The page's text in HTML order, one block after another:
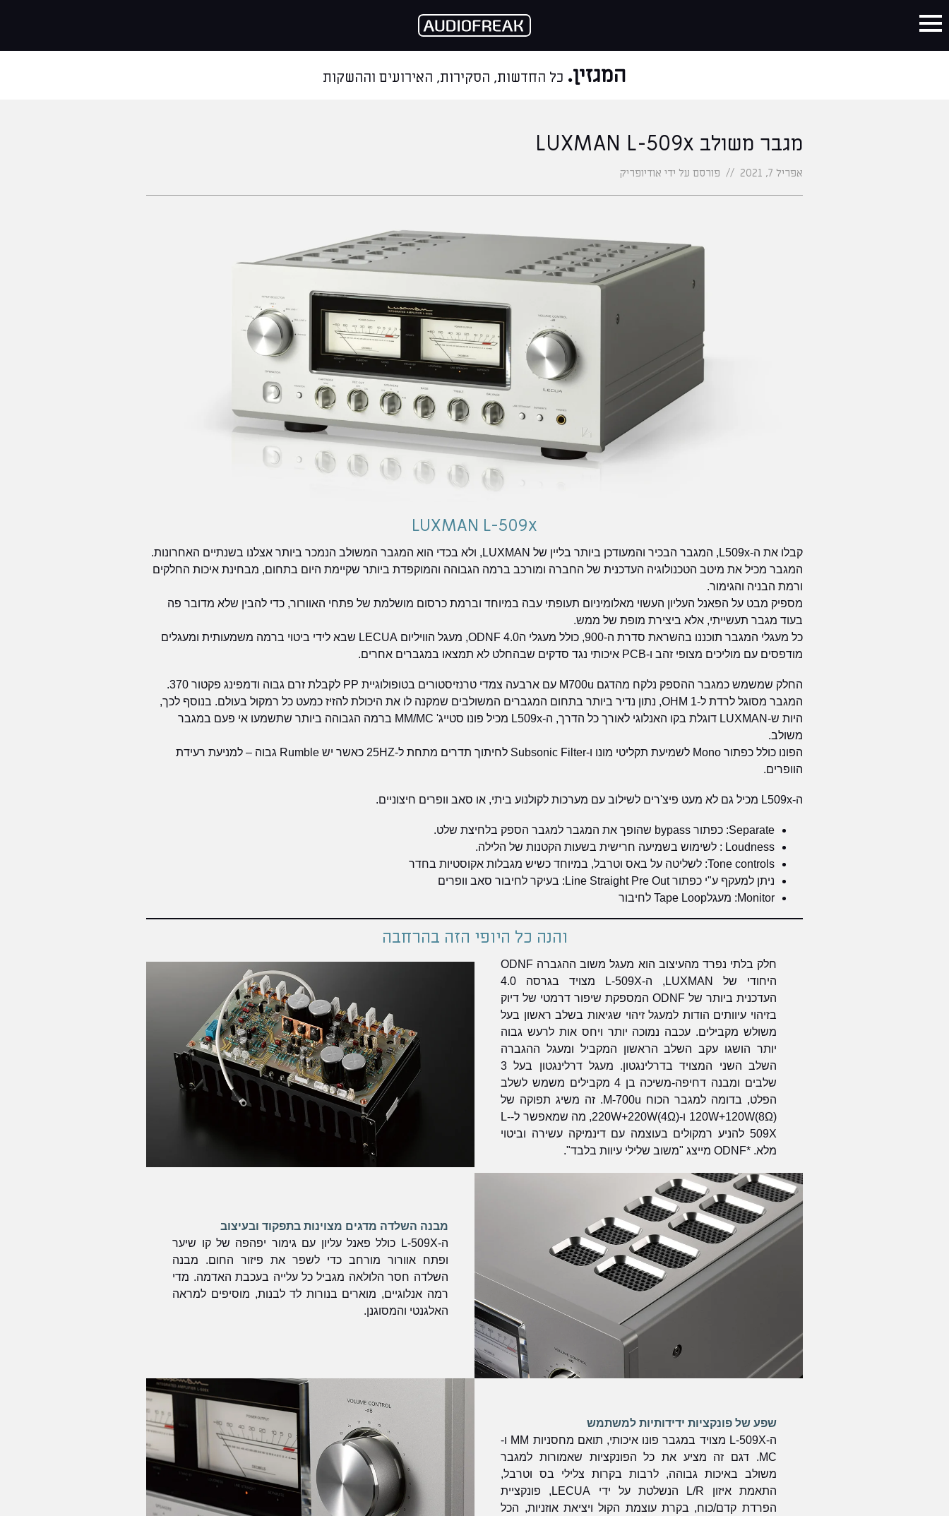
המגזין. כל החדשות, הסקירות, האירועים וההשקות
מגבר משולב LUXMAN L-509x
אפריל 7, 2021 // פורסם על ידי אודיופריק
LUXMAN L-509x
קבלו את ה-L509x, המגבר הבכיר והמעודכן ביותר בליין של LUXMAN, ולא בכדי הוא המגבר המשולב הנמכר ביותר אצלנו בשנתיים האחרונות.
המגבר מכיל את מיטב הטכנולוגיה העדכנית של החברה ומורכב ברמה הגבוהה והמוקפדת ביותר שקיימת היום בתחום, מבחינת איכות החלקים
ורמת הבניה והגימור.
מספיק מבט על הפאנל העליון העשוי מאלומיניום תעופתי עבה במיוחד וברמת כרסום מושלמת של פתחי האוורור, כדי להבין שלא מדובר פה
בעוד מגבר תעשייתי, אלא ביצירת מופת של ממש.
כל מעגלי המגבר תוכננו בהשראת סדרת ה-900, כולל מעגלי הODNF 4.0, מעגל הוויליום LECUA שבא לידי ביטוי ברמה משמעותית ומעגלים
מודפסים עם מוליכים מצופי זהב ו-PCB איכותי נגד סדקים שבהחלט לא תמצאו במגברים אחרים.
החלק שמשמש כמגבר ההספק נלקח מהדגם M700u עם ארבעה צמדי טרנזיסטורים בטופולוגיית PP לקבלת זרם גבוה ודמפינג פקטור 370.
המגבר מסוגל לרדת ל-OHM 1, נתון נדיר ביותר בתחום המגברים המשולבים שמקנה לו את היכולת להזיז כמעט כל רמקול בעולם. בנוסף לכך,
היות ש-LUXMAN דוגלת בקו האנלוגי לאורך כל הדרך, ה-L509x מכיל פונו סטייג' MM/MC ברמה הגבוהה ביותר שתשמעו אי פעם במגבר
משולב.
הפונו כולל כפתור Mono לשמיעת תקליטי מונו ו-Subsonic Filter לחיתוך תדרים מתחת ל-25HZ כאשר יש Rumble גבוה – למניעת רעידת
הוופרים.
ה-L509x מכיל גם לא מעט פיצ'רים לשילוב עם מערכות לקולנוע ביתי, או סאב וופרים חיצוניים.
Separate: כפתור bypass שהופך את המגבר למגבר הספק בלחיצת שלט.
Loudness : לשימוש בשמיעה חרישית בשעות הקטנות של הלילה.
Tone controls: לשליטה על באס וטרבל, במיוחד כשיש מגבלות אקוסטיות בחדר
ניתן למעקף ע"י כפתור Line Straight Pre Out: בעיקר לחיבור סאב וופרים
Monitor: מעגלTape Loop לחיבור
והנה כל היופי הזה בהרחבה
חלק בלתי נפרד מהעיצוב הוא מעגל משוב ההגברה ODNF
היחודי של LUXMAN, ה-L-509X מצויד בגרסה 4.0
העדכנית ביותר של ODNF המספקת שיפור דרמטי של דיוק
בזיהוי עיוותים הודות למעגל זיהוי שגיאות בשלב ראשון בעל
משולש מקבילים. עכבה נמוכה יותר ויחס אות לרעש גבוה
יותר הושגו עקב השלב הראשון המקביל ומעגל ההגברה
השלב השני המצויד בדרלינגטון. מעגל דרלינגטון בעל 3
שלבים ומבנה דחיפה-משיכה בן 4 מקבילים משמש לשלב
הפלט, בדומה למגבר הכוח M-700u. זה משיג תפוקה של
120W+120W(8Ω) ו-220W+220W(4Ω), מה שמאפשר ל-L-
509X להניע רמקולים בעוצמה עם דינמיקה עשירה וביטוי
מלא. *ODNF מייצג "משוב שלילי עיוות בלבד".
מבנה השלדה מדגים מצוינות בתפקוד ובעיצוב
ה-L-509X כולל פאנל עליון עם גימור יפהפה של קו שיער
ופתח אוורור מורחב כדי לשפר את פיזור החום. מבנה
השלדה חסר הלולאה מגביל כל עלייה בעכבת האדמה. מדי
רמה אנלוגיים, מוארים בנורות לד לבנות, מוסיפים למראה
האלגנטי והמסוגנן.
שפע של פונקציות ידידותיות למשתמש
ה-L-509X מצויד במגבר פונו איכותי, תואם מחסניות MM ו-
MC. דגם זה מציע את כל הפונקציות שאמורות למגבר
משולב באיכות גבוהה, לרבות בקרות צלילי בס וטרבל,
התאמת איזון L/R הנשלטת על ידי LECUA, פונקציית
הפרדת קדם/כוח, בקרת עוצמת הקול ויציאת אוזניות, הכל